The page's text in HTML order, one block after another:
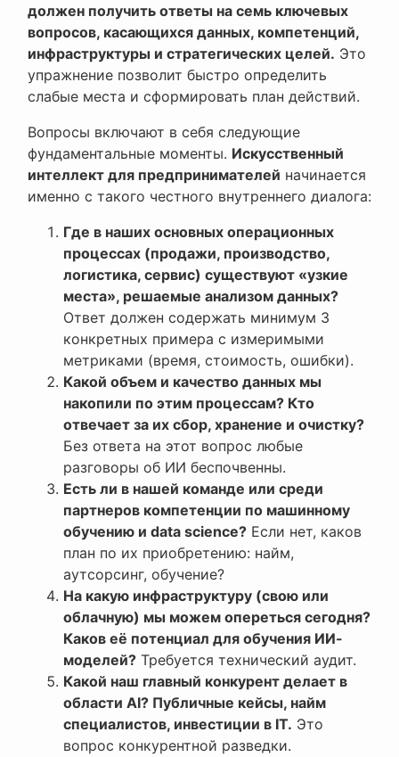
должен получить ответы на семь ключевых
вопросов, касающихся данных, компетенций,
инфраструктуры и стратегических целей. Это
упражнение позволит быстро определить
слабые места и сформировать план действий.
Вопросы включают в себя следующие
фундаментальные моменты. Искусственный
интеллект для предпринимателей начинается
именно с такого честного внутреннего диалога:
Где в наших основных операционных
процессах (продажи, производство,
логистика, сервис) существуют «узкие
места», решаемые анализом данных?
Ответ должен содержать минимум 3
конкретных примера с измеримыми
метриками (время, стоимость, ошибки).
Какой объем и качество данных мы
накопили по этим процессам? Кто
отвечает за их сбор, хранение и очистку?
Без ответа на этот вопрос любые
разговоры об ИИ беспочвенны.
Есть ли в нашей команде или среди
партнеров компетенции по машинному
обучению и data science? Если нет, каков
план по их приобретению: найм,
аутсорсинг, обучение?
На какую инфраструктуру (свою или
облачную) мы можем опереться сегодня?
Каков её потенциал для обучения ИИ-
моделей? Требуется технический аудит.
Какой наш главный конкурент делает в
области AI? Публичные кейсы, найм
специалистов, инвестиции в IT. Это
вопрос конкурентной разведки.